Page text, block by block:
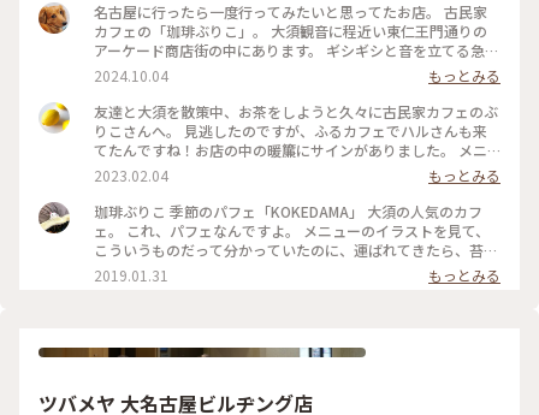
名古屋に行ったら一度行ってみたいと思ってたお店。 古民家
カフェの「珈琲ぶりこ」。 大須観音に程近い東仁王門通りの
アーケード商店街の中にあります。 ギシギシと音を立てる急な
階段を登って行くと仕切りごとに雰囲気の異なるレトロなお部
屋が並んでいました。 そうそう、この感じ♪ 大好きな「ふる
カフェ系 ハルさんの休日」で何度も見たやつ☺️ 隅から隅ま
で見たかったけど人気の店内はお客さんでいっぱいでした☕️ #
クラシカルな街 #ふるカフェ #名古屋
2024.10.04
もっとみる
友達と大須を散策中、お茶をしようと久々に古民家カフェのぶ
りこさんへ。 見逃したのですが、ふるカフェでハルさんも来
てたんですね！お店の中の暖簾にサインがありました。 メニ
ューの箱庭みたいな写真に惹かれてチーズケーキとコーヒーに
しました。 実物はなめらかなチーズケーキの上にサクサクの
クッキー？と抹茶がかかっていて苔むしたお庭みたいな…なん
だか侘び寂びを感じます。 真ん中のベリーもアクセントになっ
て美味しかったです♪ #名古屋 #大須 #上前津 #おやつ #チーズ
ケーキ #コーヒー #古民家カフェ #ファンタジーの世界 #Myこ
とりっぷ
2023.02.04
もっとみる
珈琲ぶりこ 季節のパフェ「KOKEDAMA」 大須の人気のカフ
ェ。 これ、パフェなんですよ。 メニューのイラストを見て、
こういうものだって分かっていたのに、運ばれてきたら、苔玉
という名前そのものの見た目に笑ってしまいました😆 友達と
まったり。 古民家カフェで雰囲気も素敵です。 #名古屋 #大須
2019.01.31 もっとみる
ツバメヤ 大名古屋ビルヂング店